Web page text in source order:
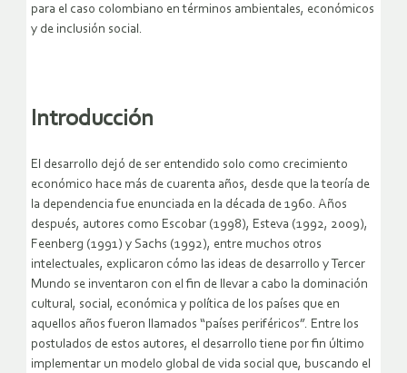
para el caso colombiano en términos ambientales, económicos
y de inclusión social.
Introducción
El desarrollo dejó de ser entendido solo como crecimiento
económico hace más de cuarenta años, desde que la teoría de
la dependencia fue enunciada en la década de 1960. Años
después, autores como Escobar (1998), Esteva (1992, 2009),
Feenberg (1991) y Sachs (1992), entre muchos otros
intelectuales, explicaron cómo las ideas de desarrollo y Tercer
Mundo se inventaron con el fin de llevar a cabo la dominación
cultural, social, económica y política de los países que en
aquellos años fueron llamados “países periféricos”. Entre los
postulados de estos autores, el desarrollo tiene por fin último
implementar un modelo global de vida social que, buscando el